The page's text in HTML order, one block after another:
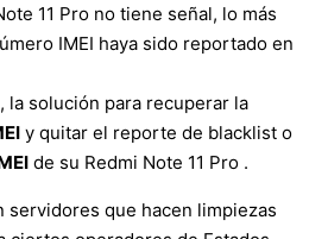
11 Pro no tiene señal, lo más
IMEI haya sido reportado en
la solución para recuperar la
y quitar el reporte de blacklist o
de su Redmi Note 11 Pro .
servidores que hacen limpiezas